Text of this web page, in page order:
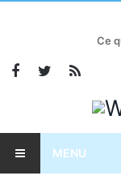
Ce
MENU